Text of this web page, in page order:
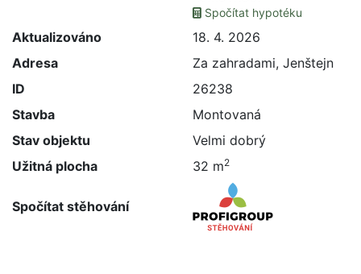
Spočítat hypotéku
Aktualizováno
18. 4. 2026
Adresa
Za zahradami, Jenštejn
ID
26238
Stavba
Montovaná
Stav objektu
Velmi dobrý
Užitná plocha
32 m2
Spočítat stěhování